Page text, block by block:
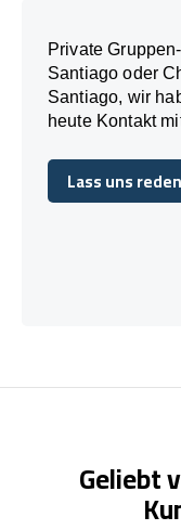
Private
Santiago oder
Santiago, wir
heute Kontakt
Lass uns
Lass uns
Geliebt